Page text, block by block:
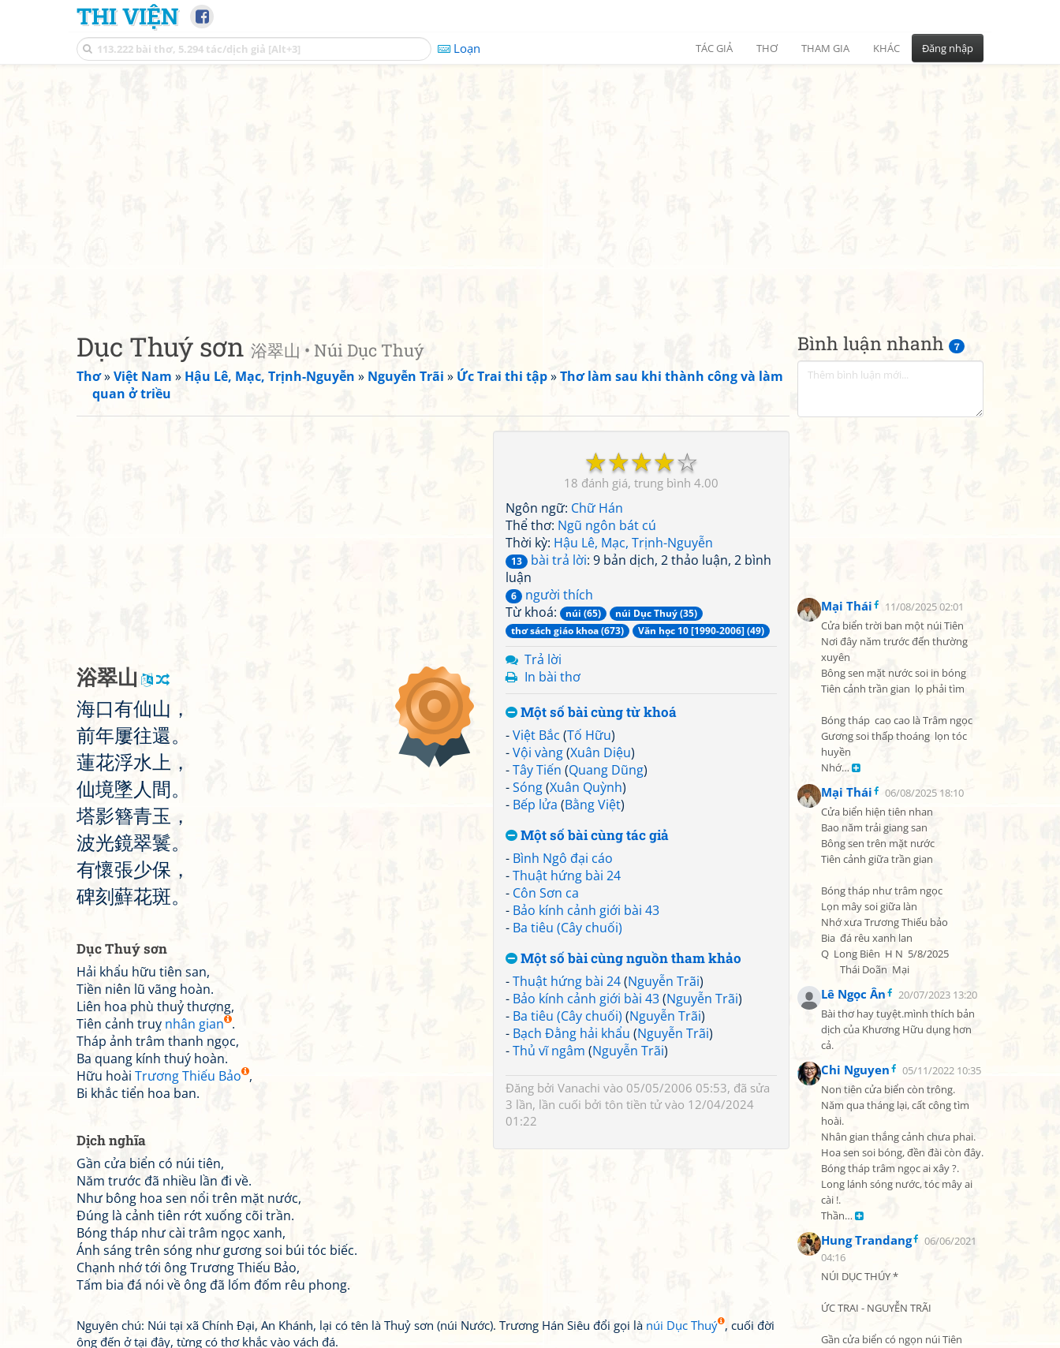
THI VIỆN
Loạn TÁC GIẢ THƠ THAM GIA KHÁC Đăng nhập
Bình luận nhanh 7
Mại Thái
11/08/2025 02:01
Cửa biển trời ban một núi Tiên
Nơi đây năm trước đến thường
xuyên
Bông sen mặt nước soi in bóng
Tiên cảnh trần gian  lọ phải tìm
Bóng tháp  cao cao là Trâm ngọc
Gương soi thấp thoáng  lọn tóc
huyền
Nhớ…
Mại Thái
06/08/2025 18:10
Cửa biển hiện tiên nhan
Bao năm trải giang san
Bông sen trên mặt nước
Tiên cảnh giữa trần gian
Bóng tháp như trâm ngọc
Lọn mây soi giữa làn
Nhớ xưa Trương Thiếu bảo
Bia  đá rêu xanh lan
Q  Long Biên  H N  5/8/2025
        Thái Doãn  Mại
Lê Ngọc Ân
20/07/2023 13:20
Bài thơ hay tuyệt.mình thích bản
dịch của Khương Hữu dụng hơn
cả.
Chi Nguyen
05/11/2022 10:35
Non tiên cửa biển còn trông.
Năm qua tháng lại, cất công tìm
hoài.
Nhân gian thắng cảnh chưa phai.
Hoa sen soi bóng, đền đài còn đây.
Bóng tháp trâm ngọc ai xây ?.
Long lánh sóng nước, tóc mây ai
cài !.
Thần…
Hung Trandang
06/06/2021
04:16
NÚI DỤC THÚY *
ỨC TRAI - NGUYỄN TRÃI
Gần cửa biển có ngọn núi Tiên
Dục Thuý sơn 浴翠山 • Núi Dục Thuý
Thơ»Việt Nam » Hậu Lê, Mạc, Trịnh-Nguyễn » Nguyễn Trãi » Ức Trai thi tập»Thơ làm sau khi thành công và làm
quan ở triều
☆
☆
☆
☆
☆
18 4.00
Ngôn ngữ: Chữ Hán
Thể thơ: Ngũ ngôn bát cú
Thời kỳ: Hậu Lê, Mạc, Trịnh-Nguyễn
13 bài trả lời: 9 bản dịch, 2 thảo luận, 2 bình
luận
6
người thích
Từ khoá:
núi (65)
núi Dục Thuý (35)
thơ sách giáo khoa (673)
Văn học 10 [1990-2006] (49)
Trả lời
In bài thơ
Một số bài cùng từ khoá
-Việt Bắc (Tố Hữu)
-Vội vàng(Xuân Diệu)
-Tây Tiến (Quang Dũng)
-Sóng(Xuân Quỳnh)
- Bếp lửa (Bằng Việt)
Một số bài cùng tác giả
- Bình Ngô đại cáo
-Thuật hứng bài 24
- Côn Sơn ca
- Bảo kính cảnh giới bài 43
- Ba tiêu (Cây chuối)
Một số bài cùng nguồn tham khảo
-Thuật hứng bài 24(Nguyễn Trãi)
- Bảo kính cảnh giới bài 43(Nguyễn Trãi)
- Ba tiêu (Cây chuối) (Nguyễn Trãi)
- Bạch Đằng hải khẩu (Nguyễn Trãi)
-Thủ vĩ ngâm (Nguyễn Trãi)
Đăng bởi Vanachi vào 05/05/2006 05:53, đã sửa
3 lần, lần cuối bởi tôn tiền tửvào 12/04/2024
01:22
浴翠山
海口有仙山 ，
前年屢往還。
蓮花浮水 上 ，
仙境墜 人 間。
塔影簪青玉 ，
波光鏡翠鬟。
有懷張少保 ，
碑刻 蘚花斑。
Dục Thuý sơn
Hải khẩu hữu tiên san,
Tiền niên lũ vãng hoàn.
Liên hoa phù thuỷ thượng,
Tiên cảnh truỵ nhân gian .
Tháp ảnh trâm thanh ngọc,
Ba quang kính thuý hoàn.
Hữu hoài Trương Thiếu Bảo ,
Bi khắc tiển hoa ban.
Dịch nghĩa
Gần cửa biển có núi tiên,
Năm trước đã nhiều lần đi về.
Như bông hoa sen nổi trên mặt nước,
Đúng là cảnh tiên rớt xuống cõi trần.
Bóng tháp như cài trâm ngọc xanh,
Ánh sáng trên sóng như gương soi búi tóc biếc.
Chạnh nhớ tới ông Trương Thiếu Bảo,
Tấm bia đá nói về ông đã lốm đốm rêu phong.
Nguyên chú: Núi tại xã Chính Đại, An Khánh, lại có tên là Thuỷ sơn (núi Nước). Trương Hán Siêu đổi gọi là núi Dục Thuý , cuối đời
ông đến ở tại đây, từng có thơ khắc vào vách đá.